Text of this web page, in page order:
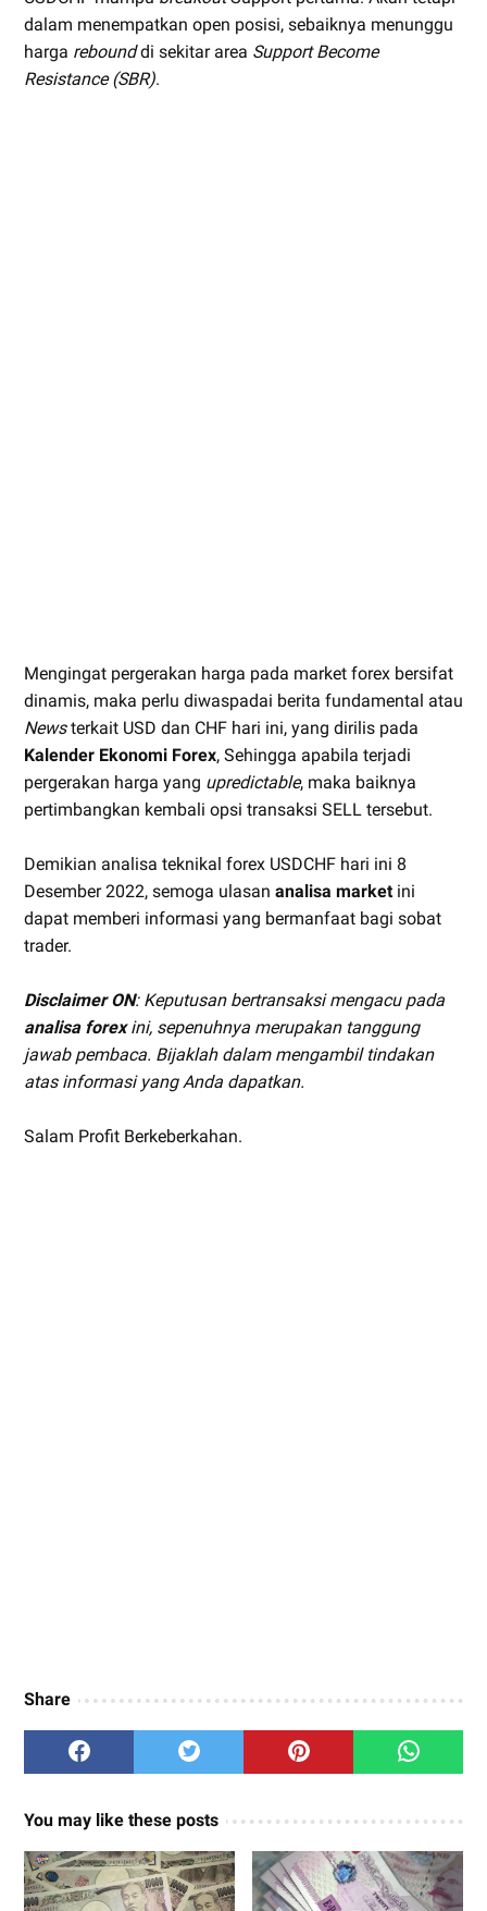
dalam menempatkan open posisi, sebaiknya menunggu
harga rebounddi sekitar area Support Become
Resistance (SBR).
Mengingat pergerakan harga pada market forex bersifat
dinamis, maka perlu diwaspadai berita fundamental atau
Newsterkait USD dan CHF hari ini, yang dirilis pada
Kalender Ekonomi Forex, Sehingga apabila terjadi
pergerakan harga yang upredictable, maka baiknya
pertimbangkan kembali opsi transaksi SELL tersebut.
Demikian analisa teknikal forex USDCHF hari ini 8
Desember 2022, semoga ulasan analisa market ini
dapat memberi informasi yang bermanfaat bagi sobat
trader.
Disclaimer ON: Keputusan bertransaksi mengacu pada
analisa forexini, sepenuhnya merupakan tanggung
jawab pembaca. Bijaklah dalam mengambil tindakan
atas informasi yang Anda dapatkan.
Salam Profit Berkeberkahan.
Share
You may like these posts